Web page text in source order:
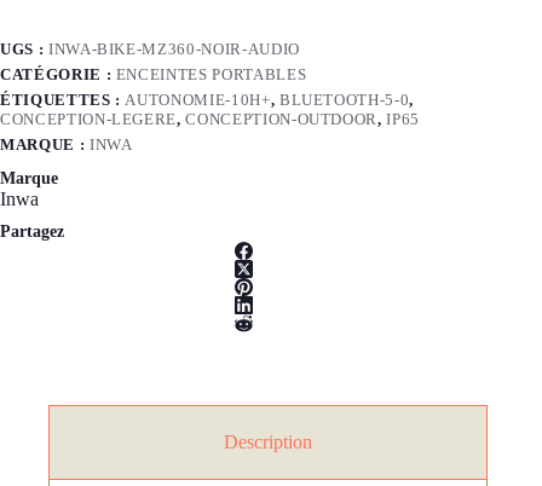
UGS : INWA-BIKE-MZ360-NOIR-AUDIO
CATÉGORIE : ENCEINTES PORTABLES
ÉTIQUETTES :AUTONOMIE-10H+, BLUETOOTH-5-0,
CONCEPTION-LEGERE,CONCEPTION-OUTDOOR,IP65
MARQUE : INWA
Marque
Inwa
Partagez
Description